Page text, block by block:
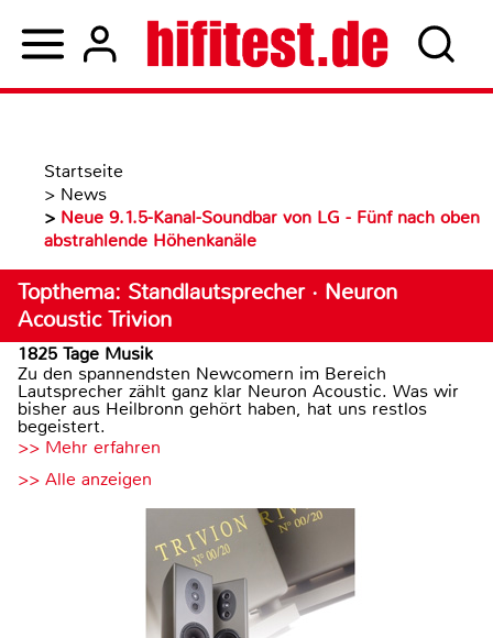
Startseite
> News
> Neue 9.1.5-Kanal-Soundbar von LG - Fünf nach oben
abstrahlende Höhenkanäle
Topthema: Standlautsprecher · Neuron
Acoustic Trivion
1825 Tage Musik
Zu den spannendsten Newcomern im Bereich
Lautsprecher zählt ganz klar Neuron Acoustic. Was wir
bisher aus Heilbronn gehört haben, hat uns restlos
begeistert.
>> Mehr erfahren
>> Alle anzeigen